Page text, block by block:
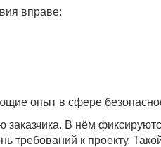
вправе:
опыт в сфере
заказчика. В нём
требований к проекту.